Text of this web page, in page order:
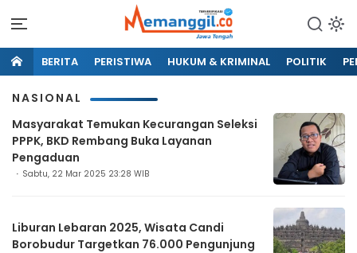
BERITA PERISTIWA HUKUM & KRIMINAL POLITIK
NASIONAL
Masyarakat Temukan Kecurangan Seleksi
PPPK, BKD Rembang Buka Layanan
Pengaduan
Sabtu, 22 Mar 2025 23:28 WIB
Liburan Lebaran 2025, Wisata Candi
Borobudur Targetkan 76.000 Pengunjung